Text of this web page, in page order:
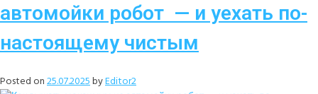
автомойки робот — и уехать по-
настоящему чистым
Posted on25.07.2025byEditor2